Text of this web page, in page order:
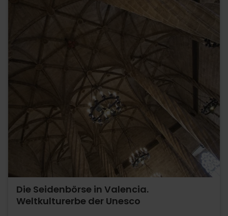
Die Seidenbörse in Valencia.
Weltkulturerbe der Unesco